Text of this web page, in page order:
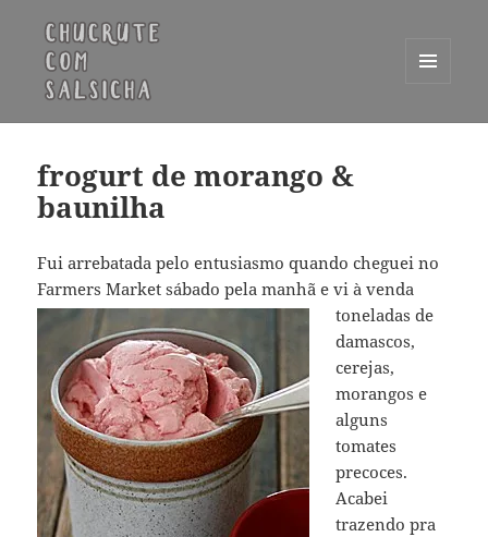
WIDGETS
frogurt de morango &
baunilha
Fui arrebatada pelo entusiasmo quando cheguei no
Farmers Market sábado pela manhãe vi à venda
toneladas de
damascos,
cerejas,
morangos e
alguns
tomates
precoces.
Acabei
trazendo pra